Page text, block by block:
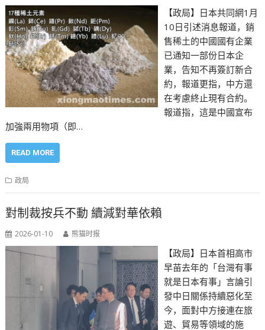
【政局】日本共同網1月
10日引述消息報道，銷
售稀土的中國國有企業
已通知一部份日本企
業，告知不再簽訂新合
約，報道更指，中方還
在考慮終止現有合約。
報道指，這是中國宣布
加強兩用物項（即…
READ MORE
政局
對制裁按兵不動 續減對華依賴
2026-01-10 熊猫时报
【政局】日本首相高市
早苗去年的「台灣有事
就是日本有事」言論引
發中日關係持續惡化至
今，面對中方接連在旅
遊、貿易等領域的施